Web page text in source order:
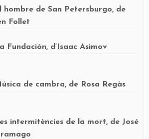
hombre de San Petersburgo, de
Follet
Fundación, d’Isaac Asimov
de cambra, de Rosa Regàs
intermitències de la mort, de José